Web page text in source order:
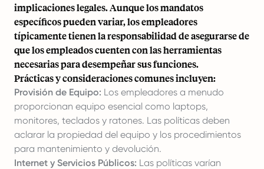
implicaciones legales. Aunque los mandatos
específicos pueden variar, los empleadores
típicamente tienen la responsabilidad de asegurarse de
que los empleados cuenten con las herramientas
necesarias para desempeñar sus funciones.
Prácticas y consideraciones comunes incluyen:
Provisión de Equipo: Los empleadores a menudo
proporcionan equipo esencial como laptops,
monitores, teclados y ratones. Las políticas deben
aclarar la propiedad del equipo y los procedimientos
para mantenimiento y devolución.
Internet y Servicios Públicos: Las políticas varían